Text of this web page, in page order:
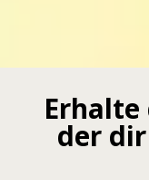
der